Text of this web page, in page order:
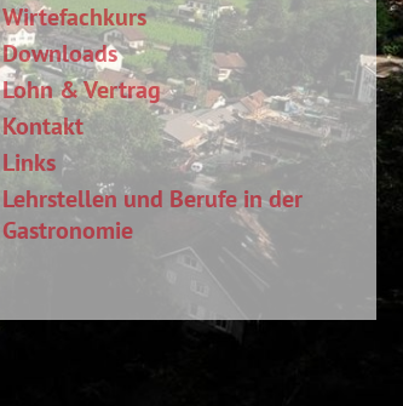
Wirtefachkurs
Downloads
Lohn & Vertrag
Kontakt
Links
Lehrstellen und Berufe in der
Gastronomie